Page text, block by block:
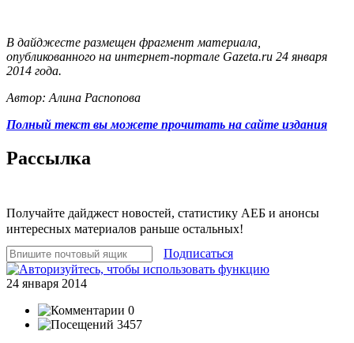
В дайджесте размещен фрагмент материала,
опубликованного на интернет-портале Gazeta.ru 24 января
2014 года.
Автор: Алина Распопова
Полный текст вы можете прочитать на сайте издания
Рассылка
Получайте дайджест новостей, статистику АЕБ и анонсы
интересных материалов раньше остальных!
Подписаться
24 января 2014
0
3457